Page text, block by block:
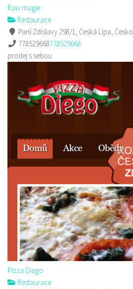
Raw magie
Restaurace
Paní Zdislavy 298/1, Česká Lípa, Česko
778529668778529668
prodej s sebou
Pizza Diego
Restaurace